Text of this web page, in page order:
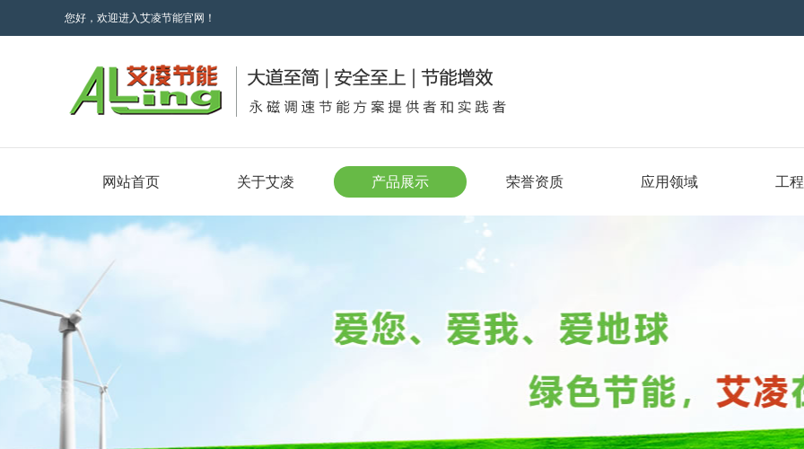
您好，欢迎进入艾凌节能官网！
网站首页 关于艾凌 产品展示 荣誉资质 应用领域 工